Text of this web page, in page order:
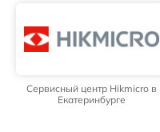
Сервисный центр Hikmicro в
Екатеринбурге